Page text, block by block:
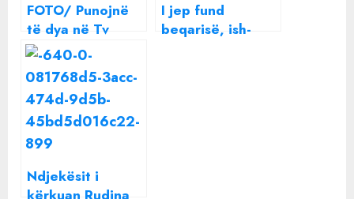
FOTO/ Punojnë
të dya në Tv
Klan, zbulohet
kush është
partnerja e re e
ish-burrit të
Rudina
Dembacajt
I jep fund
beqarisë, ish-
Ndjekësit i
kërkuan Rudina